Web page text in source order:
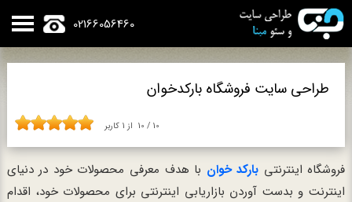
02166056460
طراحی سایت فروشگاه بارکدخوان
10 / 10 از 1 کاربر
فروشگاه اینترنتی بارکد خوان با هدف معرفی محصولات خود در دنیای
اینترنت و بدست آوردن بازاریابی اینترنتی برای محصولات خود، اقدام